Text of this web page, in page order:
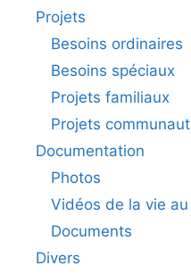
Projets
Besoins ordinaires
Besoins spéciaux
Projets familiaux
Projets
Documentation
Photos
Vidéos de la vie
Documents
Divers